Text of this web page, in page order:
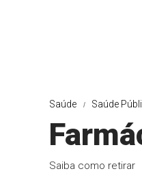
Saúde Saúde
Saiba como retirar